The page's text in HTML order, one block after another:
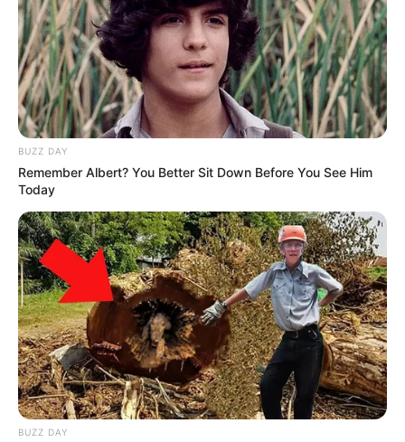
BUZZ DAY
Remember Albert? You Better Sit Down Before You See Him
Today
BUZZ DAY